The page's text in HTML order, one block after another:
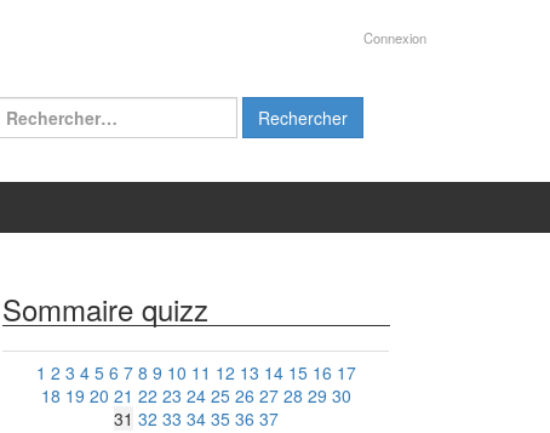
Connexion
Rechercher :
Sommaire quizz
1 2 3 4 5 6 7 8 9 10 11 12 13 14 15 16 17
18 19 20 21 22 23 24 25 26 27 28 29 30
31 32 33 34 35 36 37